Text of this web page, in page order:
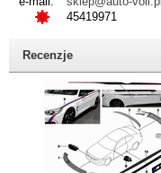
45419971
Recenzje